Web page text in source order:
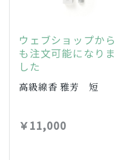
ウェブショップから
も注文可能になりま
した
高級線香 雅芳 短
￥11,000